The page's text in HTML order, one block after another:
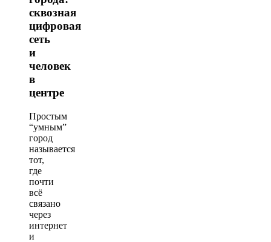
сквозная
цифровая
сеть
и
человек
в
центре
Простым
“умным”
город
называется
тот,
где
почти
всё
связано
через
интернет
и